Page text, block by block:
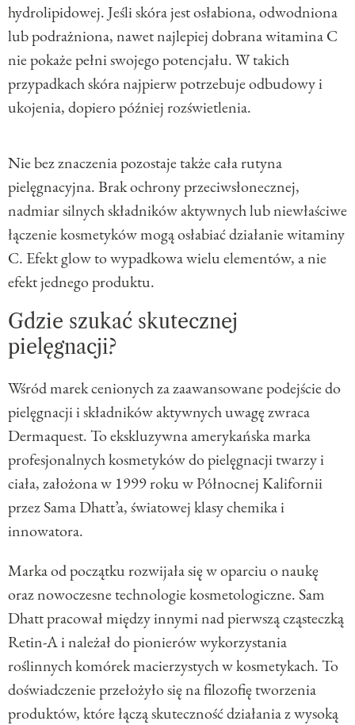
hydrolipidowej. Jeśli skóra jest osłabiona, odwodniona
lub podrażniona, nawet najlepiej dobrana witamina C
nie pokaże pełni swojego potencjału. W takich
przypadkach skóra najpierw potrzebuje odbudowy i
ukojenia, dopiero później rozświetlenia.
Nie bez znaczenia pozostaje także cała rutyna
pielęgnacyjna. Brak ochrony przeciwsłonecznej,
nadmiar silnych składników aktywnych lub niewłaściwe
łączenie kosmetyków mogą osłabiać działanie witaminy
C. Efekt glow to wypadkowa wielu elementów, a nie
efekt jednego produktu.
Gdzie szukać skutecznej
pielęgnacji?
Wśród marek cenionych za zaawansowane podejście do
pielęgnacji i składników aktywnych uwagę zwraca
Dermaquest. To ekskluzywna amerykańska marka
profesjonalnych kosmetyków do pielęgnacji twarzy i
ciała, założona w 1999 roku w Północnej Kalifornii
przez Sama Dhatt’a, światowej klasy chemika i
innowatora.
Marka od początku rozwijała się w oparciu o naukę
oraz nowoczesne technologie kosmetologiczne. Sam
Dhatt pracował między innymi nad pierwszą cząsteczką
Retin-A i należał do pionierów wykorzystania
roślinnych komórek macierzystych w kosmetykach. To
doświadczenie przełożyło się na filozofię tworzenia
produktów, które łączą skuteczność działania z wysoką